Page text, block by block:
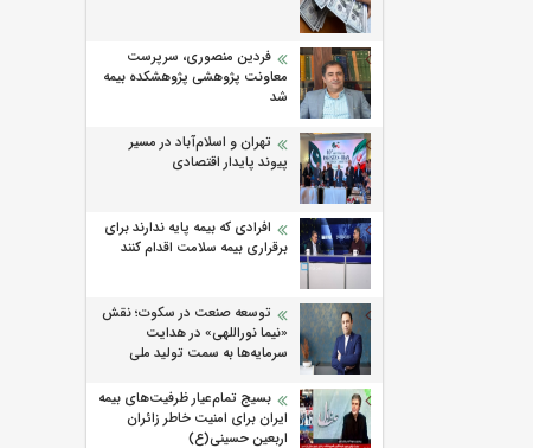
فردین منصوری، سرپرست
معاونت پژوهشی پژوهشكده بیمه
شد
تهران و اسلام‌آباد در مسیر
پیوند پایدار اقتصادی
افرادی که بیمه پایه ندارند برای
برقراری بیمه سلامت اقدام کنند
توسعه صنعت در سکوت؛ نقش
«نیما نوراللهی» در هدایت
سرمایه‌ها به سمت تولید ملی
بسیج تمام‌عیار ظرفیت‌های بیمه
ایران برای امنیت خاطر زائران
اربعین حسینی(ع)